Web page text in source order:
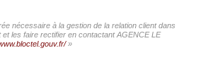
nécessaire à la gestion de la relation client dans
les faire rectifier en contactant AGENCE LE
»